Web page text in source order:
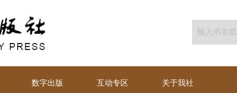
数字出版 互动专区 关于我社